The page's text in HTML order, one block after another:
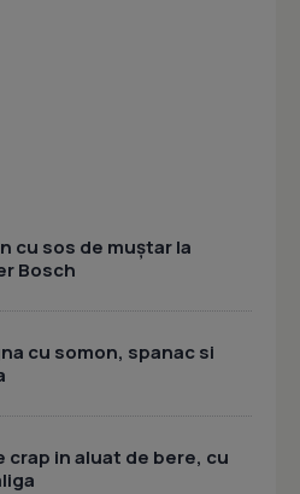
cu sos de muștar la
Bosch
cu somon, spanac si
crap in aluat de bere, cu